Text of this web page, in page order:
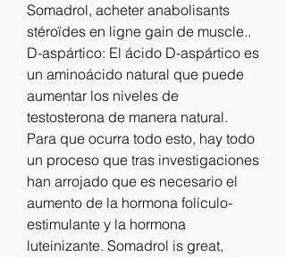
Somadrol, acheter anabolisants
stéroïdes en ligne gain de muscle..
D-aspártico: El ácido D-aspártico es
un aminoácido natural que puede
aumentar los niveles de
testosterona de manera natural.
Para que ocurra todo esto, hay todo
un proceso que tras investigaciones
han arrojado que es necesario el
aumento de la hormona folículo-
estimulante y la hormona
luteinizante. Somadrol is great,